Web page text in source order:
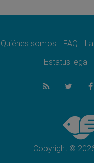
del
Filipinas:
se
crisis
Quiénes somos FAQ
Estatus legal
Copyright ©